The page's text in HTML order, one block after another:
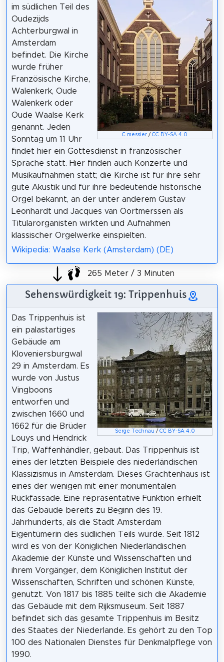
C messier /CC BY-SA 4.0
im südlichen Teil des
Oudezijds
Achterburgwal in
Amsterdam
befindet. Die Kirche
wurde früher
Französische Kirche,
Walenkerk, Oude
Walenkerk oder
Oude Waalse Kerk
genannt. Jeden
Sonntag um 11 Uhr
findet hier ein Gottesdienst in französischer
Sprache statt. Hier finden auch Konzerte und
Musikaufnahmen statt; die Kirche ist für ihre sehr
gute Akustik und für ihre bedeutende historische
Orgel bekannt, an der unter anderem Gustav
Leonhardt und Jacques van Oortmerssen als
Titularorganisten wirkten und Aufnahmen
klassischer Orgelwerke einspielten.
Wikipedia: Waalse Kerk (Amsterdam) (DE)
265 Meter / 3 Minuten
Sehenswürdigkeit 19: Trippenhuis
Serge Technau / CC BY-SA 4.0
Das Trippenhuis ist
ein palastartiges
Gebäude am
Kloveniersburgwal
29 in Amsterdam. Es
wurde von Justus
Vingboons
entworfen und
zwischen 1660 und
1662 für die Brüder
Louys und Hendrick
Trip, Waffenhändler, gebaut. Das Trippenhuis ist
eines der letzten Beispiele des niederländischen
Klassizismus in Amsterdam. Dieses Grachtenhaus ist
eines der wenigen mit einer monumentalen
Rückfassade. Eine repräsentative Funktion erhielt
das Gebäude bereits zu Beginn des 19.
Jahrhunderts, als die Stadt Amsterdam
Eigentümerin des südlichen Teils wurde. Seit 1812
wird es von der Königlichen Niederländischen
Akademie der Künste und Wissenschaften und
ihrem Vorgänger, dem Königlichen Institut der
Wissenschaften, Schriften und schönen Künste,
genutzt. Von 1817 bis 1885 teilte sich die Akademie
das Gebäude mit dem Rijksmuseum. Seit 1887
befindet sich das gesamte Trippenhuis im Besitz
des Staates der Niederlande. Es gehört zu den Top
100 des Nationalen Dienstes für Denkmalpflege von
1990.